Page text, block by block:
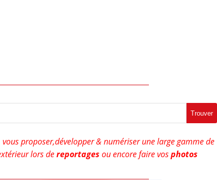
Trouver
proposer,développer & numériser une large gamme de
lors dereportages ou encore faire vosphotos